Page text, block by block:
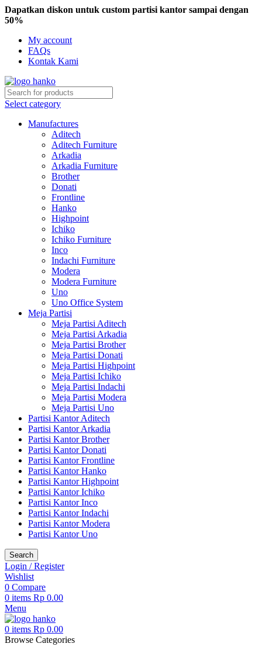
Dapatkan diskon untuk custom partisi kantor sampai dengan
50%
My account
FAQs
Kontak Kami
Select category
Manufactures
Aditech
Aditech Furniture
Arkadia
Arkadia Furniture
Brother
Donati
Frontline
Hanko
Highpoint
Ichiko
Ichiko Furniture
Inco
Indachi Furniture
Modera
Modera Furniture
Uno
Uno Office System
Meja Partisi
Meja Partisi Aditech
Meja Partisi Arkadia
Meja Partisi Brother
Meja Partisi Donati
Meja Partisi Highpoint
Meja Partisi Ichiko
Meja Partisi Indachi
Meja Partisi Modera
Meja Partisi Uno
Partisi Kantor Aditech
Partisi Kantor Arkadia
Partisi Kantor Brother
Partisi Kantor Donati
Partisi Kantor Frontline
Partisi Kantor Hanko
Partisi Kantor Highpoint
Partisi Kantor Ichiko
Partisi Kantor Inco
Partisi Kantor Indachi
Partisi Kantor Modera
Partisi Kantor Uno
Search
Login / Register
Wishlist
0 Compare
0 items Rp 0.00
Menu
0 items Rp 0.00
Browse Categories